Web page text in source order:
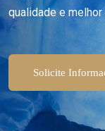
qualidade e
Solicite